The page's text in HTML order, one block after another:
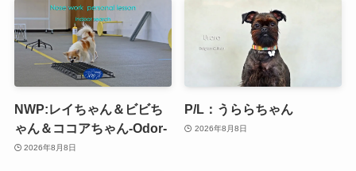
NWP:レイちゃん＆ビビち
ゃん＆ココアちゃん-Odor-
2026年8月8日
P/L：うららちゃん
2026年8月8日